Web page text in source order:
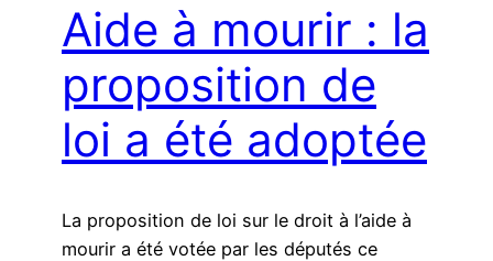
Aide à mourir : la
proposition de
loi a été adoptée
La proposition de loi sur le droit à l’aide à
mourir a été votée par les députés ce